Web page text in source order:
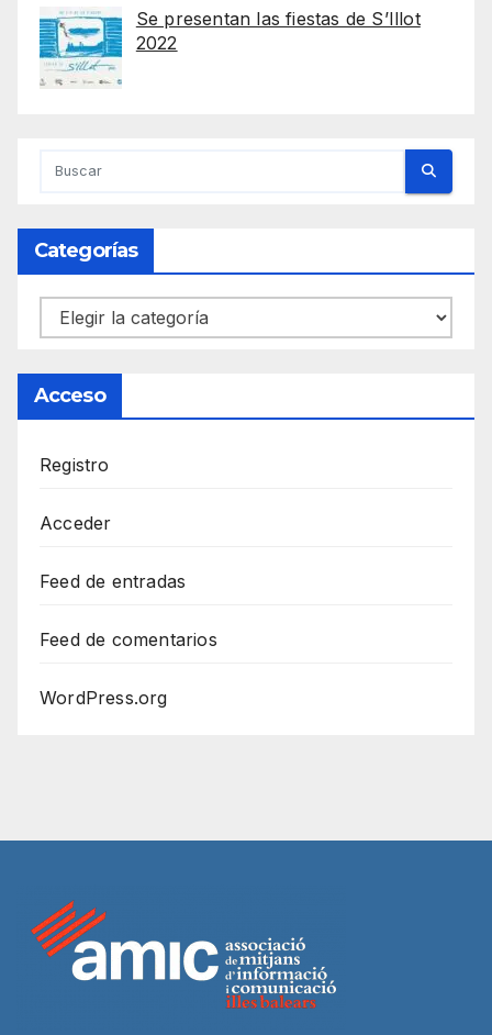
Se presentan las fiestas de S’Illot
2022
Categorías
Categorías
Acceso
Registro
Acceder
Feed de entradas
Feed de comentarios
WordPress.org